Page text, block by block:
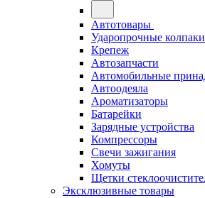
Автотовары
Ударопрочные колпаки
Крепеж
Автозапчасти
Автомобильные
Автоодеяла
Ароматизаторы
Батарейки
Зарядные устройства
Компрессоры
Свечи зажигания
Хомуты
Щетки
Эксклюзивные товары